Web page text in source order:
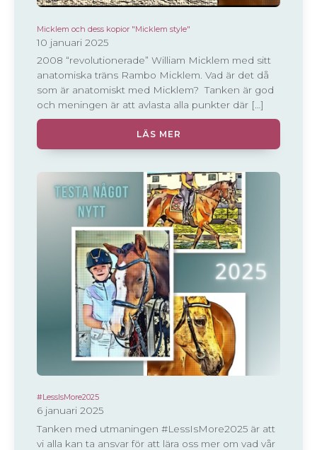
Micklem och dess kopior "Micklem style"
10 januari 2025
2008 “revolutionerade” William Micklem med sitt
anatomiska träns Rambo Micklem. Vad är det då
som är anatomiskt med Micklem? Tanken är god
och meningen är att avlasta alla punkter där […]
LÄS MER
#LessIsMore2025
6 januari 2025
Tanken med utmaningen #LessIsMore2025 är att
vi alla kan ta ansvar för att lära oss mer om vad vår